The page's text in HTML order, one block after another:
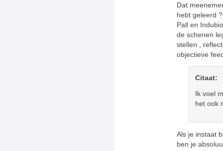
Dat
hebt geleerd
Pall en
de schenen
stellen ,
objectieve
Citaat:
Ik voel
het ook
Als je instaat
ben je